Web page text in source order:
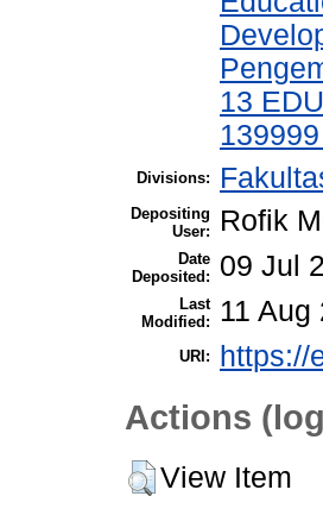
13
Divisions:
Depositing
User:
Rofik
Date
Deposited:
09 Jul
Last
Modified:
11 Aug
URI: https://
Actions
View Item